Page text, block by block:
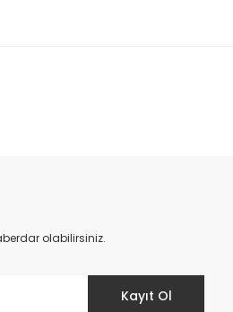
olabilirsiniz.
Kayıt Ol